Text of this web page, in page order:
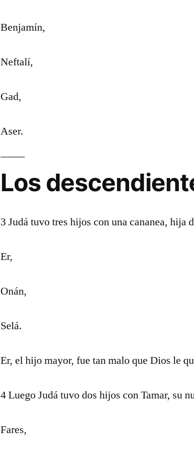
Benjamín,
Neftalí,
Gad,
Aser.
Los
3 Judá tuvo tres hijos con una cananea, hija
Er,
Onán,
Selá.
Er, el hijo mayor, fue tan malo que Dios le
4 Luego Judá tuvo dos hijos con Tamar, su
Fares,